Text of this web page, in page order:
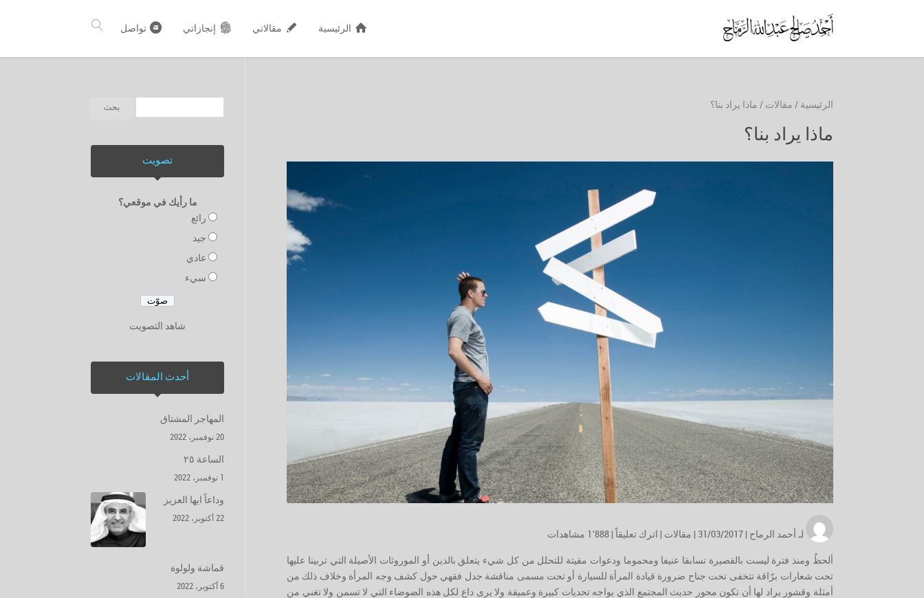
الرئيسية مقالاتي إنجازاتي تواصل
الرئيسية / مقالات / ماذا يراد بنا؟
ماذا يراد بنا؟
لـ أحمد الرماح مقالات اترك تعليقاً 1٬888 مشاهدات
ألحظُ ومنذ فترة ليست بالقصيرة تسابقا عنيفا ومحموما ودعوات مقيتة للتحلل من كل شيء يتعلق بالدين أو الموروثات الأصيلة التي تربينا عليها
تحت شعارات برّاقة تتخفى تحت جناح ضرورة قيادة المرأة للسيارة أو تحت مسمى مناقشة جدل فقهي حول كشف وجه المرأة وخلاف ذلك من
أمثلة وقشور يراد لها أن تكون محور حديث المجتمع الذي يواجه تحديات كبيرة وعميقة ولا يرى داع لكل هذه الضوضاء التي لا تسمن ولا تغني من
تصويت
ما رأيك في موقعي؟
رائع
جيد
عادي
سيء
شاهد التصويت
أحدث المقالات
المهاجر المشتاق
20 نوفمبر، 2022
الساعة ٢٥
1 نوفمبر، 2022
وداعاً ايها العزيز
22 أكتوبر، 2022
قماشة ولولوة
6 أكتوبر، 2022